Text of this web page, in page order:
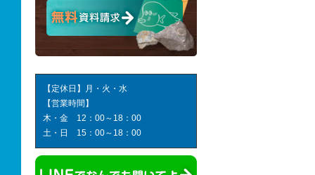
【定休日】月・火・水
【営業時間】
木・金 12：00～18：00
土・日 15：00～18：00